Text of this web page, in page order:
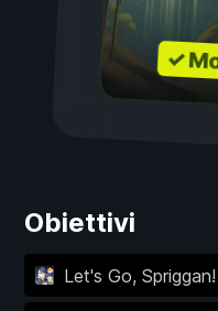
✓
Obiettivi
Let's Go, Spriggan!